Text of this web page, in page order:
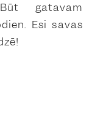
gatavam
Esi savas